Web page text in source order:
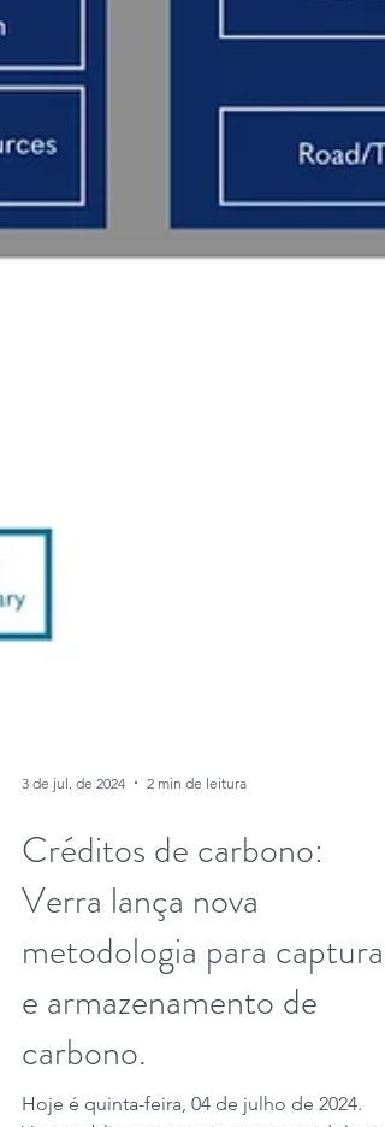
Créditos de carbono:
Verra lança nova
metodologia para captura
e armazenamento de
carbono.